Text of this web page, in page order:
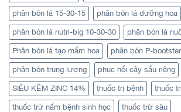
phân bón lá 15-30-15 phân bón lá dưỡng hoa
phân bón lá nutri-big 10-30-30 phân bón lá
Phân bón lá tạo mầm hoa phân bón P-
phân bón trung lượng phục hồi cây sầu riêng
SIÊU KẼM ZINC 14% thuốc trị bệnh thuốc
thuốc trừ nấm bệnh sinh học thuốc trừ sâu